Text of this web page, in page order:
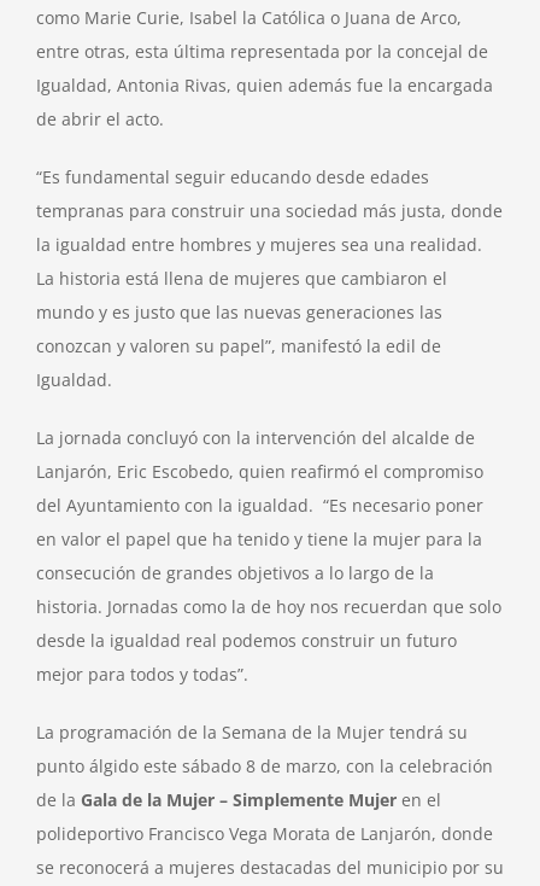
como Marie Curie, Isabel la Católica o Juana de Arco,
entre otras, esta última representada por la concejal de
Igualdad, Antonia Rivas, quien además fue la encargada
de abrir el acto.
“Es fundamental seguir educando desde edades
tempranas para construir una sociedad más justa, donde
la igualdad entre hombres y mujeres sea una realidad.
La historia está llena de mujeres que cambiaron el
mundo y es justo que las nuevas generaciones las
conozcan y valoren su papel”, manifestó la edil de
Igualdad.
La jornada concluyó con la intervención del alcalde de
Lanjarón, Eric Escobedo, quien reafirmó el compromiso
del Ayuntamiento con la igualdad. “Es necesario poner
en valor el papel que ha tenido y tiene la mujer para la
consecución de grandes objetivos a lo largo de la
historia. Jornadas como la de hoy nos recuerdan que solo
desde la igualdad real podemos construir un futuro
mejor para todos y todas”.
La programación de la Semana de la Mujer tendrá su
punto álgido este sábado 8 de marzo, con la celebración
de la Gala de la Mujer – Simplemente Mujer en el
polideportivo Francisco Vega Morata de Lanjarón, donde
se reconocerá a mujeres destacadas del municipio por su